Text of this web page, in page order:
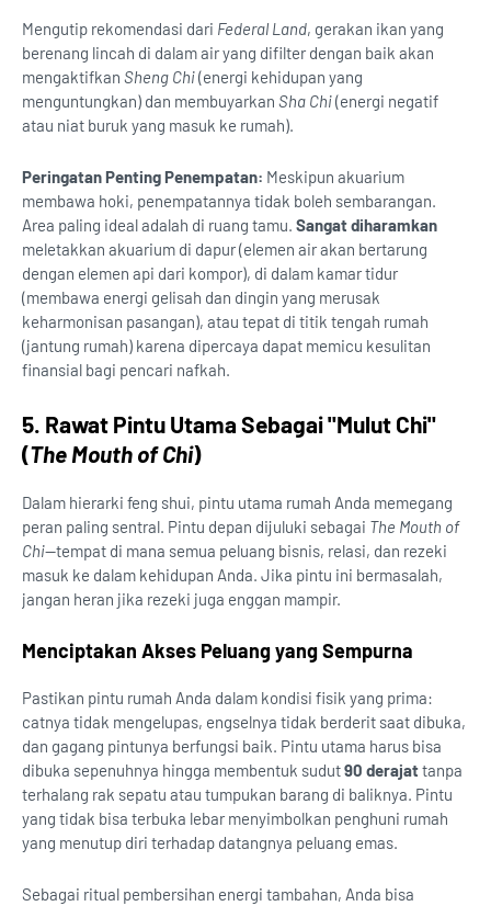
Mengutip rekomendasi dari Federal Land, gerakan ikan yang
berenang lincah di dalam air yang difilter dengan baik akan
mengaktifkan Sheng Chi(energi kehidupan yang
menguntungkan) dan membuyarkan Sha Chi(energi negatif
atau niat buruk yang masuk ke rumah).
Peringatan Penting Penempatan: Meskipun akuarium
membawa hoki, penempatannya tidak boleh sembarangan.
Area paling ideal adalah di ruang tamu. Sangat diharamkan
meletakkan akuarium di dapur (elemen air akan bertarung
dengan elemen api dari kompor), di dalam kamar tidur
(membawa energi gelisah dan dingin yang merusak
keharmonisan pasangan), atau tepat di titik tengah rumah
(jantung rumah) karena dipercaya dapat memicu kesulitan
finansial bagi pencari nafkah.
5. Rawat Pintu Utama Sebagai "Mulut Chi"
(The Mouth of Chi)
Dalam hierarki feng shui, pintu utama rumah Anda memegang
peran paling sentral. Pintu depan dijuluki sebagai The Mouth of
Chi—tempat di mana semua peluang bisnis, relasi, dan rezeki
masuk ke dalam kehidupan Anda. Jika pintu ini bermasalah,
jangan heran jika rezeki juga enggan mampir.
Menciptakan Akses Peluang yang Sempurna
Pastikan pintu rumah Anda dalam kondisi fisik yang prima:
catnya tidak mengelupas, engselnya tidak berderit saat dibuka,
dan gagang pintunya berfungsi baik. Pintu utama harus bisa
dibuka sepenuhnya hingga membentuk sudut90 derajattanpa
terhalang rak sepatu atau tumpukan barang di baliknya. Pintu
yang tidak bisa terbuka lebar menyimbolkan penghuni rumah
yang menutup diri terhadap datangnya peluang emas.
Sebagai ritual pembersihan energi tambahan, Anda bisa